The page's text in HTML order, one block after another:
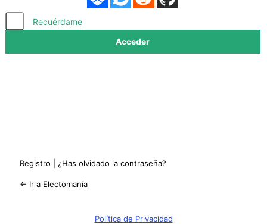
Recuérdame
Registro ¿Has olvidado la contraseña?
← Ir a Electomanía
Política de Privacidad